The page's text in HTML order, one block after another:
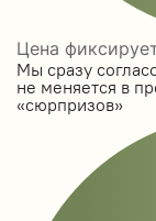
Цена
Мы сразу
не меняется в
«сюрпризов»